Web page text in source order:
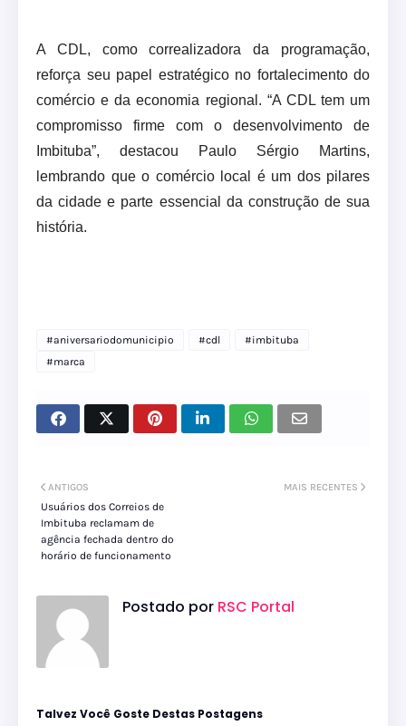
A CDL, como correalizadora da programação,
reforça seu papel estratégico no fortalecimento do
comércio e da economia regional. “A CDL tem um
compromisso firme com o desenvolvimento de
Imbituba”, destacou Paulo Sérgio Martins,
lembrando que o comércio local é um dos pilares
da cidade e parte essencial da construção de sua
história.
#aniversariodomunicipio #cdl
#imbituba
#marca
MAIS RECENTES
ANTIGOS
Usuários dos Correios de
Imbituba reclamam de
agência fechada dentro do
horário de funcionamento
Postado por RSC Portal
Talvez Você Goste Destas Postagens